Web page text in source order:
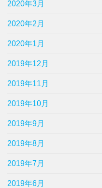
2020年3月
2020年2月
2020年1月
2019年12月
2019年11月
2019年10月
2019年9月
2019年8月
2019年7月
2019年6月